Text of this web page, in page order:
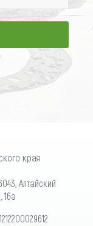
края
Алтайский
16а